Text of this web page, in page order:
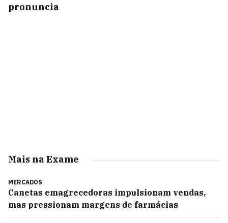
pronuncia
Mais na Exame
MERCADOS
Canetas emagrecedoras impulsionam vendas,
mas pressionam margens de farmácias